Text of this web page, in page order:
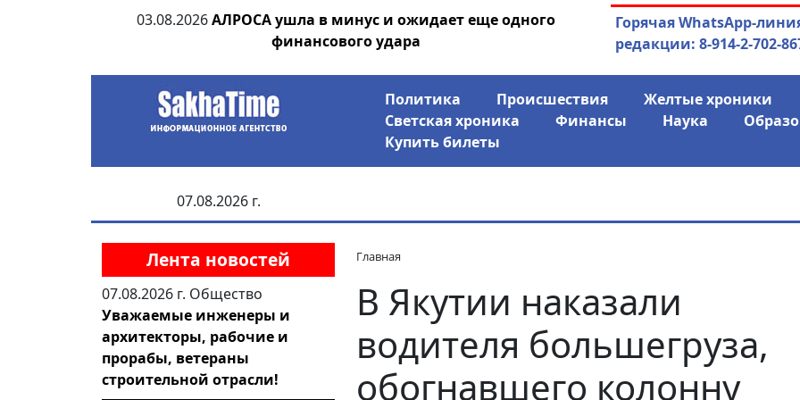
03.08.2026 АЛРОСА ушла в минус и ожидает еще одного
финансового удара
04.08.2026Маринычев у
Горячая WhatsApp-
редакции: 8-914-2-702-
Политика Происшествия Желтые хроники
Светская хроника
Финансы Наука
Купить билеты
07.08.2026 г.
Лента новостей
07.08.2026 г. Общество
Уважаемые инженеры и
архитекторы, рабочие и
прорабы, ветераны
строительной отрасли!
Главная
В Якутии наказали
водителя большегруза,
обогнавшего колонну